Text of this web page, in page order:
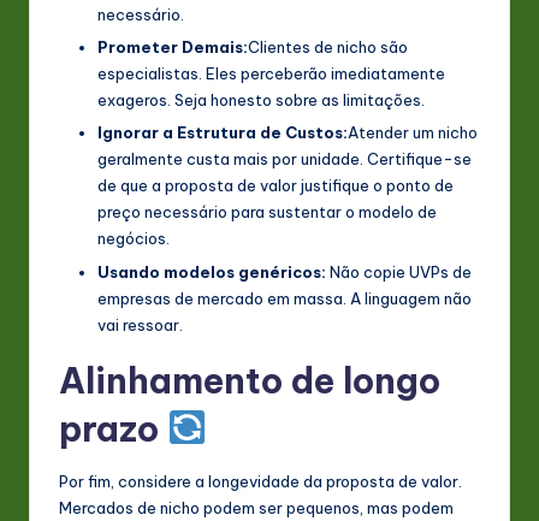
necessário.
Prometer Demais:Clientes de nicho são
especialistas. Eles perceberão imediatamente
exageros. Seja honesto sobre as limitações.
Ignorar a Estrutura de Custos:Atender um nicho
geralmente custa mais por unidade. Certifique-se
de que a proposta de valor justifique o ponto de
preço necessário para sustentar o modelo de
negócios.
Usando modelos genéricos: Não copie UVPs de
empresas de mercado em massa. A linguagem não
vai ressoar.
Alinhamento de longo
prazo
Por fim, considere a longevidade da proposta de valor.
Mercados de nicho podem ser pequenos, mas podem